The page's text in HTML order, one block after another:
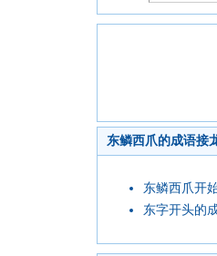
东鳞西爪的成语接
东鳞西爪开
东字开头的